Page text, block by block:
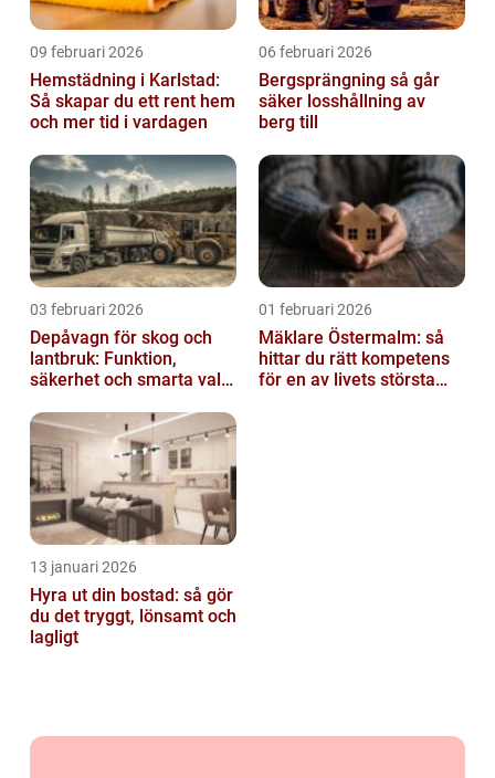
09 februari 2026
Hemstädning i Karlstad:
Så skapar du ett rent hem
och mer tid i vardagen
06 februari 2026
Bergsprängning så går
säker losshållning av
berg till
03 februari 2026
Depåvagn för skog och
lantbruk: Funktion,
säkerhet och smarta val
01 februari 2026
Mäklare Östermalm: så
hittar du rätt kompetens
för en av livets största
13 januari 2026
Hyra ut din bostad: så gör
du det tryggt, lönsamt och
lagligt